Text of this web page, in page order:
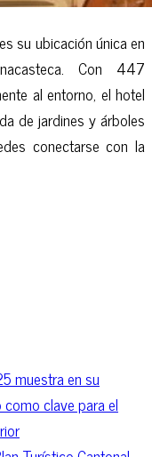
su ubicación única en
Con 447
al entorno, el hotel
de jardines y árboles
conectarse con la
muestra en su
clave para el